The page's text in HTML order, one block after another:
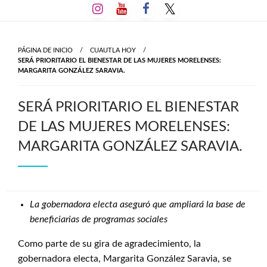
al
PÁGINA DE INICIO
CUAUTLA HOY
SERÁ PRIORITARIO EL BIENESTAR DE LAS MUJERES MORELENSES:
MARGARITA GONZÁLEZ SARAVIA.
SERÁ PRIORITARIO EL BIENESTAR
DE LAS MUJERES MORELENSES:
MARGARITA GONZÁLEZ SARAVIA.
La gobernadora electa aseguró que ampliará la base de
beneficiarias de programas sociales
Como parte de su gira de agradecimiento, la
gobernadora electa, Margarita González Saravia, se